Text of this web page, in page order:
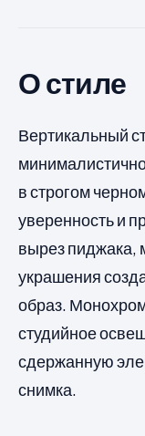
О стиле
Вертикальный
в строгом
уверенность и
вырез пиджака,
украшения
образ.
студийное
сдержанную
снимка.